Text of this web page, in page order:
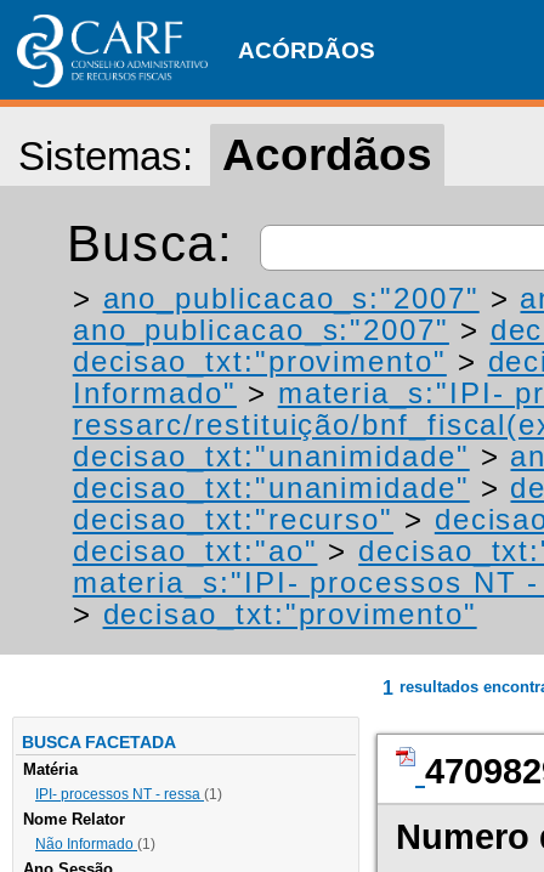
ACÓRDÃOS
Sistemas: Acordãos
Busca:
> ano_publicacao_s:"2007" >
ano_publicacao_s:"2007" >
decisao_txt:"provimento" >
Informado" > materia_s:"IPI-
ressarc/restituição/
decisao_txt:"unanimidade" >
decisao_txt:"unanimidade" >
decisao_txt:"recurso" >
decisao_txt:"ao" >
materia_s:"IPI- processos NT
> decisao_txt:"provimento"
BUSCA FACETADA
Matéria
IPI- processos NT - ressa (1)
Nome Relator
Não Informado (1)
1 resultados
Numero